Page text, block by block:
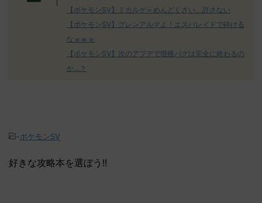
【ポケモンSV】ミカルゲ＝めんどくさい、許さない
【ポケモンSV】グレンアルマよ！エスバレイドで砕ける
なｗｗｗ
【ポケモンSV】次のアプデで増殖バグは完全に終わるの
か…？
ポケモンSV
好きな攻略本を選ぼう!!